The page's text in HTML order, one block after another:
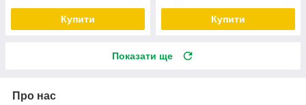
Купити Купити
Показати ще
Про нас